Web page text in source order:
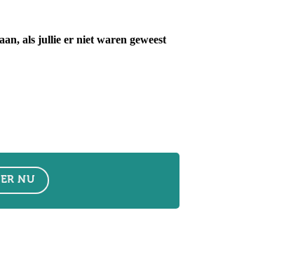
als jullie er niet waren geweest
NU